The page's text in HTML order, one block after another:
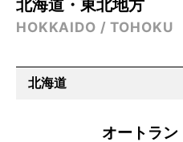
北海道・東北地方
HOKKAIDO / TOHOKU
北海道
オートラン